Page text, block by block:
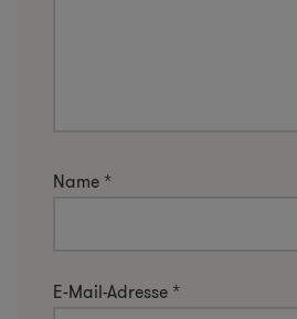
Name *
E-Mail-Adresse *